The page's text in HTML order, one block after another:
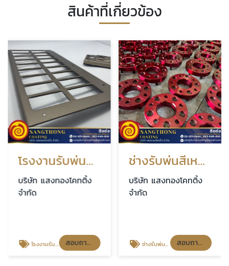
สินค้าที่เกี่ยวข้อง
โรงงานรับพ่นสีสแตนเลส
บริษัท แสงทองโคทติ้ง
จำกัด
โรงงานรับพ่นสีสแตนเลส สอบถามราคา
ช่างรับพ่นสีเหล็กมืออาชีพ
บริษัท แสงทองโคทติ้ง
จำกัด
ช่างรับพ่นสีเหล็กมืออาชีพ สอบถามราคา